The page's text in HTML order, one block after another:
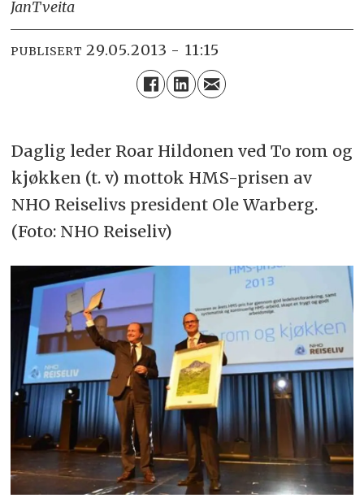
JanTveita
PUBLISERT 29.05.2013 - 11:15
Daglig leder Roar Hildonen ved To rom og
kjøkken (t. v) mottok HMS-prisen av
NHO Reiselivs president Ole Warberg.
(Foto: NHO Reiseliv)